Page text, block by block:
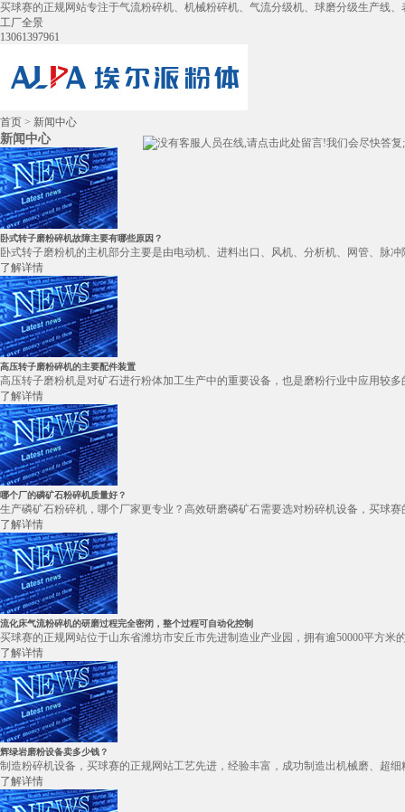
买球赛的正规网站专注于气流粉碎机、机械粉碎机、气流分级机、球磨分级生产线
工厂全景
13061397961
首页 > 新闻中心
新闻中心
卧式转子磨粉碎机故障主要有哪些原因？
卧式转子磨粉机的主机部分主要是由电动机、进料出口、风机、分析机、网管、脉
了解详情
高压转子磨粉碎机的主要配件装置
高压转子磨粉机是对矿石进行粉体加工生产中的重要设备，也是磨粉行业中应用较
了解详情
哪个厂的磷矿石粉碎机质量好？
生产磷矿石粉碎机，哪个厂家更专业？高效研磨磷矿石需要选对粉碎机设备，买球
了解详情
流化床气流粉碎机的研磨过程完全密闭，整个过程可自动化控制
买球赛的正规网站位于山东省潍坊市安丘市先进制造业产业园，拥有逾50000平方
了解详情
辉绿岩磨粉设备卖多少钱？
制造粉碎机设备，买球赛的正规网站工艺先进，经验丰富，成功制造出机械磨、超
了解详情